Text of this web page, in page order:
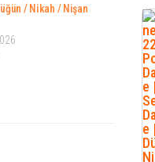
/ Nikah / Nişan